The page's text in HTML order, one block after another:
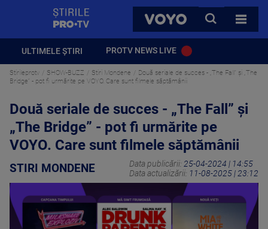
VOYO
CAUTA
TOATE
ULTIMELE ȘTIRI PROTV NEWS LIVE
Stirileprotv SHOW-BUZZ Stiri Mondene
Două seriale de succes - „The Fall” și „The
Bridge” - pot fi urmărite pe VOYO. Care sunt filmele săptămânii
Două seriale de succes - „The Fall” și
„The Bridge” - pot fi urmărite pe
VOYO. Care sunt filmele săptămânii
STIRI MONDENE Data publicării: 25-04-2024 | 14:55
Data actualizării: 11-08-2025 | 23:12